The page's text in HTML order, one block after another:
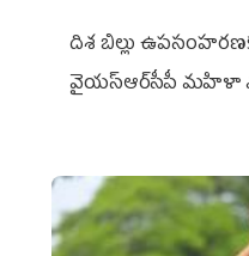
దిశ బిల్లు
వైయ‌స్ఆర్‌సీపీ మహిళా